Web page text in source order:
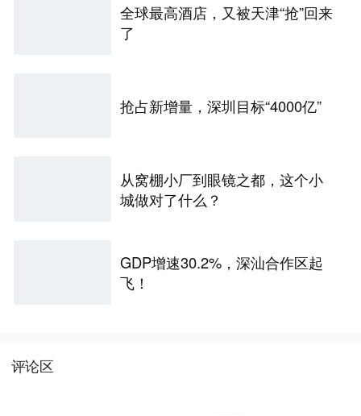
全球最高酒店，又被天津“抢”回来
了
抢占新增量，深圳目标“4000亿”
从窝棚小厂到眼镜之都，这个小
城做对了什么？
GDP增速30.2%，深汕合作区起
飞！
评论区